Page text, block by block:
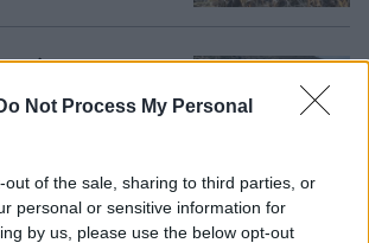
Not Process My Personal
out of the sale, sharing to third parties, or
personal or sensitive information for
by us, please use the below opt-out
του
αίσθημα